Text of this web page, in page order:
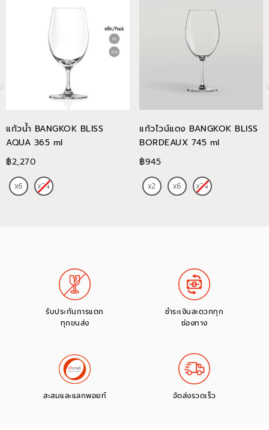
แก้วน้ำ BANGKOK BLISS
AQUA 365 ml
฿2,270
แก้วไวน์แดง BANGKOK BLISS
BORDEAUX 745 ml
฿945
รับประกันการแตก
ทุกขนส่ง
ชำระเงินสะดวกทุก
ช่องทาง
สะสมและแลกพอยท์ จัดส่งรวดเร็ว